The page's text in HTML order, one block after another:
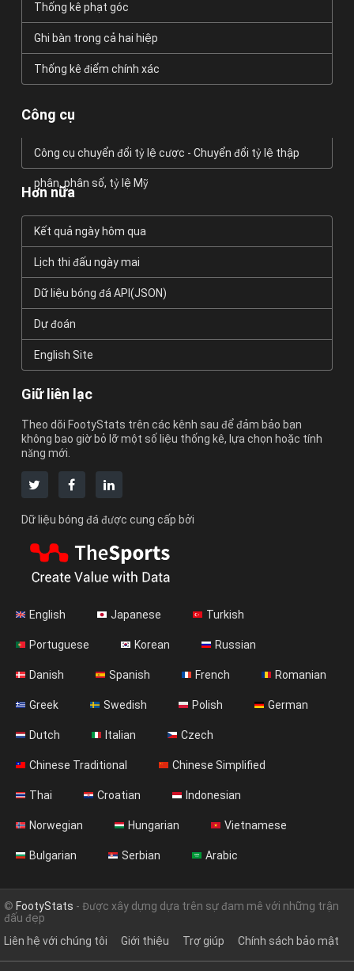
Thống kê phạt góc
Ghi bàn trong cả hai hiệp
Thống kê điểm chính xác
Công cụ
Công cụ chuyển đổi tỷ lệ cược - Chuyển đổi tỷ lệ thập
phân, phân số, tỷ lệ Mỹ
Hơn nữa
Kết quả ngày hôm qua
Lịch thi đấu ngày mai
Dữ liệu bóng đá API(JSON)
Dự đoán
English Site
Giữ liên lạc
Theo dõi FootyStats trên các kênh sau để đảm bảo bạn
không bao giờ bỏ lỡ một số liệu thống kê, lựa chọn hoặc tính
năng mới.
Dữ liệu bóng đá được cung cấp bởi
English Japanese Turkish
Portuguese Korean Russian
Danish Spanish French Romanian
Greek Swedish Polish German
Dutch Italian Czech
Chinese Traditional Chinese Simplified
Thai Croatian Indonesian
Norwegian Hungarian Vietnamese
Bulgarian Serbian Arabic
© FootyStats - Được xây dựng dựa trên sự đam mê với những trận
đấu đẹp
Liên hệ với chúng tôi
Giới thiệu Trợ giúp Chính sách bảo mật